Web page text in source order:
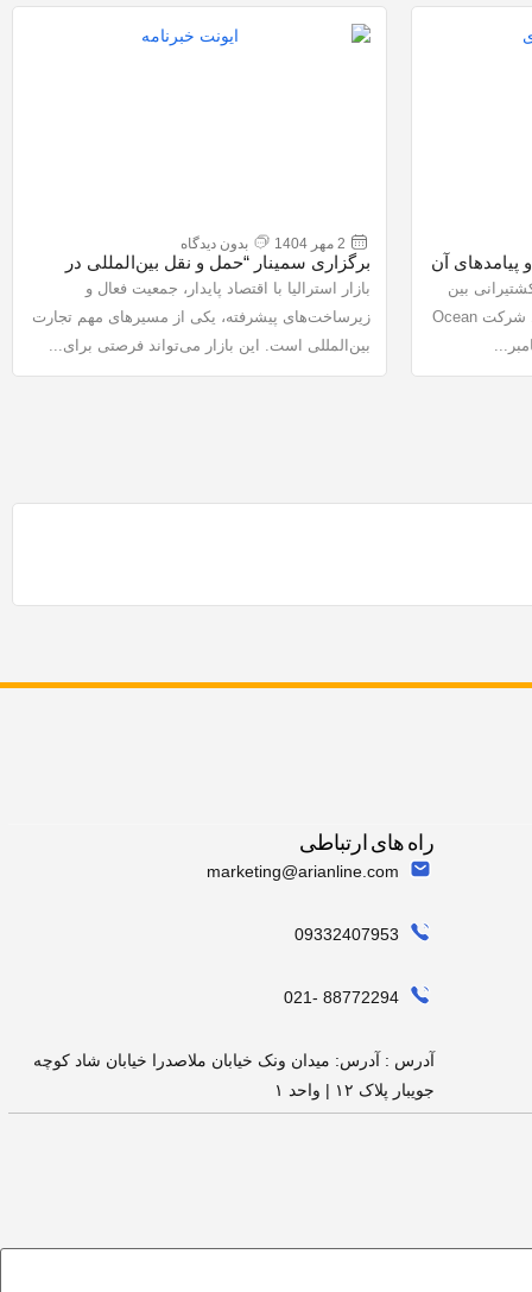
آن
بین
بنادر هند و بندر ام‌القصر عراق توسط شرکت Ocean
2 مهر 1404 بدون دیدگاه
برگزاری سمینار “حمل ‌و نقل بین‌المللی در
عمل: چالش‌ها و فرصت‌ها برای تجارت ایران و
استرالیا”
بازار استرالیا با اقتصاد پایدار، جمعیت فعال و
زیرساخت‌های پیشرفته، یکی از مسیرهای مهم تجارت
بین‌المللی است. این بازار می‌تواند فرصتی برای...
راه های ارتباطی
marketing@arianline.com
09332407953
88772294 -021
آدرس : آدرس: میدان ونک خیابان ملاصدرا خیابان شاد کوچه
جویبار پلاک ۱۲ | واحد ۱